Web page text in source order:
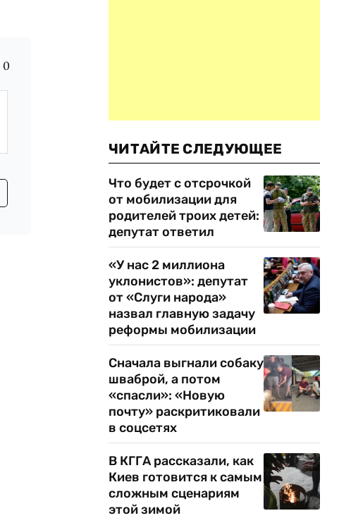
0
ЧИТАЙТЕ СЛЕДУЮЩЕЕ
Что будет с отсрочкой
от мобилизации для
родителей троих детей:
депутат ответил
«У нас 2 миллиона
уклонистов»: депутат
от «Слуги народа»
назвал главную задачу
реформы мобилизации
Сначала выгнали собаку
шваброй, а потом
«спасли»: «Новую
почту» раскритиковали
в соцсетях
В КГГА рассказали, как
Киев готовится к самым
сложным сценариям
этой зимой